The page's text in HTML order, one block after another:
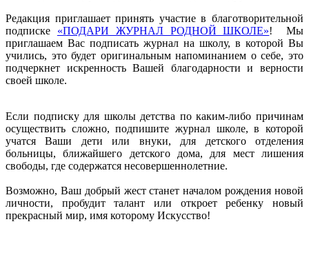
Редакция приглашает принять участие в благотворительной
подписке «ПОДАРИ ЖУРНАЛ РОДНОЙ ШКОЛЕ»! Мы
приглашаем Вас подписать журнал на школу, в которой Вы
учились, это будет оригинальным напоминанием о себе, это
подчеркнет искренность Вашей благодарности и верности
своей школе.
Если подписку для школы детства по каким-либо причинам
осуществить сложно, подпишите журнал школе, в которой
учатся Ваши дети или внуки, для детского отделения
больницы, ближайшего детского дома, для мест лишения
свободы, где содержатся несовершеннолетние.
Возможно, Ваш добрый жест станет началом рождения новой
личности, пробудит талант или откроет ребенку новый
прекрасный мир, имя которому Искусство!